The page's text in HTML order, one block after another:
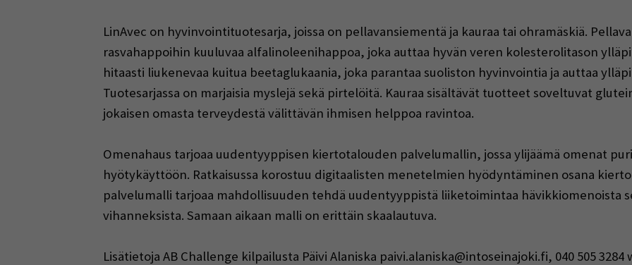
LinAvec on hyvinvointituotesarja, joissa on pellavansiementä ja kauraa tai ohramäskiä.
rasvahappoihin kuuluvaa alfalinoleenihappoa, joka auttaa hyvän veren kolesterolitason
hitaasti liukenevaa kuitua beetaglukaania, joka parantaa suoliston hyvinvointia ja auttaa
Tuotesarjassa on marjaisia myslejä sekä pirtelöitä. Kauraa sisältävät tuotteet soveltuvat
jokaisen omasta terveydestä välittävän ihmisen helppoa ravintoa.
Omenahaus tarjoaa uudentyyppisen kiertotalouden palvelumallin, jossa ylijäämä omenat
hyötykäyttöön. Ratkaisussa korostuu digitaalisten menetelmien hyödyntäminen osana
palvelumalli tarjoaa mahdollisuuden tehdä uudentyyppistä liiketoimintaa hävikkiomenoista
vihanneksista. Samaan aikaan malli on erittäin skaalautuva.
Lisätietoja AB Challenge kilpailusta Päivi Alaniska paivi.alaniska@intoseinajoki.fi, 040 505